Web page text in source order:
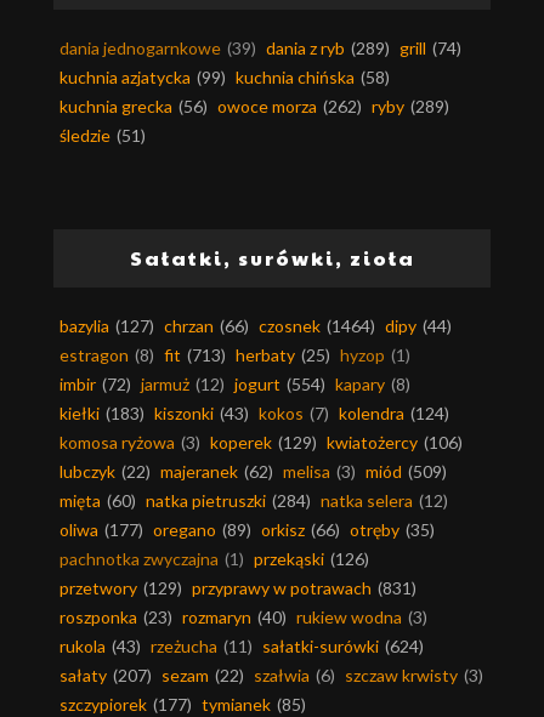
dania jednogarnkowe (39) dania z ryb (289) grill (74)
kuchnia azjatycka (99) kuchnia chińska (58)
kuchnia grecka (56) owoce morza (262) ryby (289)
śledzie (51)
Sałatki, surówki, zioła
bazylia (127) chrzan (66) czosnek (1464) dipy (44)
estragon (8) fit (713) herbaty (25) hyzop (1)
imbir (72) jarmuż (12) jogurt (554) kapary (8)
kiełki (183) kiszonki (43) kokos (7) kolendra (124)
komosa ryżowa (3) koperek (129) kwiatożercy (106)
lubczyk (22) majeranek (62) melisa (3) miód (509)
mięta (60) natka pietruszki (284) natka selera (12)
oliwa (177) oregano (89) orkisz (66) otręby (35)
pachnotka zwyczajna (1) przekąski (126)
przetwory (129) przyprawy w potrawach (831)
roszponka (23) rozmaryn (40) rukiew wodna (3)
rukola (43) rzeżucha (11) sałatki-surówki (624)
sałaty (207) sezam (22) szałwia (6) szczaw krwisty (3)
szczypiorek (177) tymianek (85)